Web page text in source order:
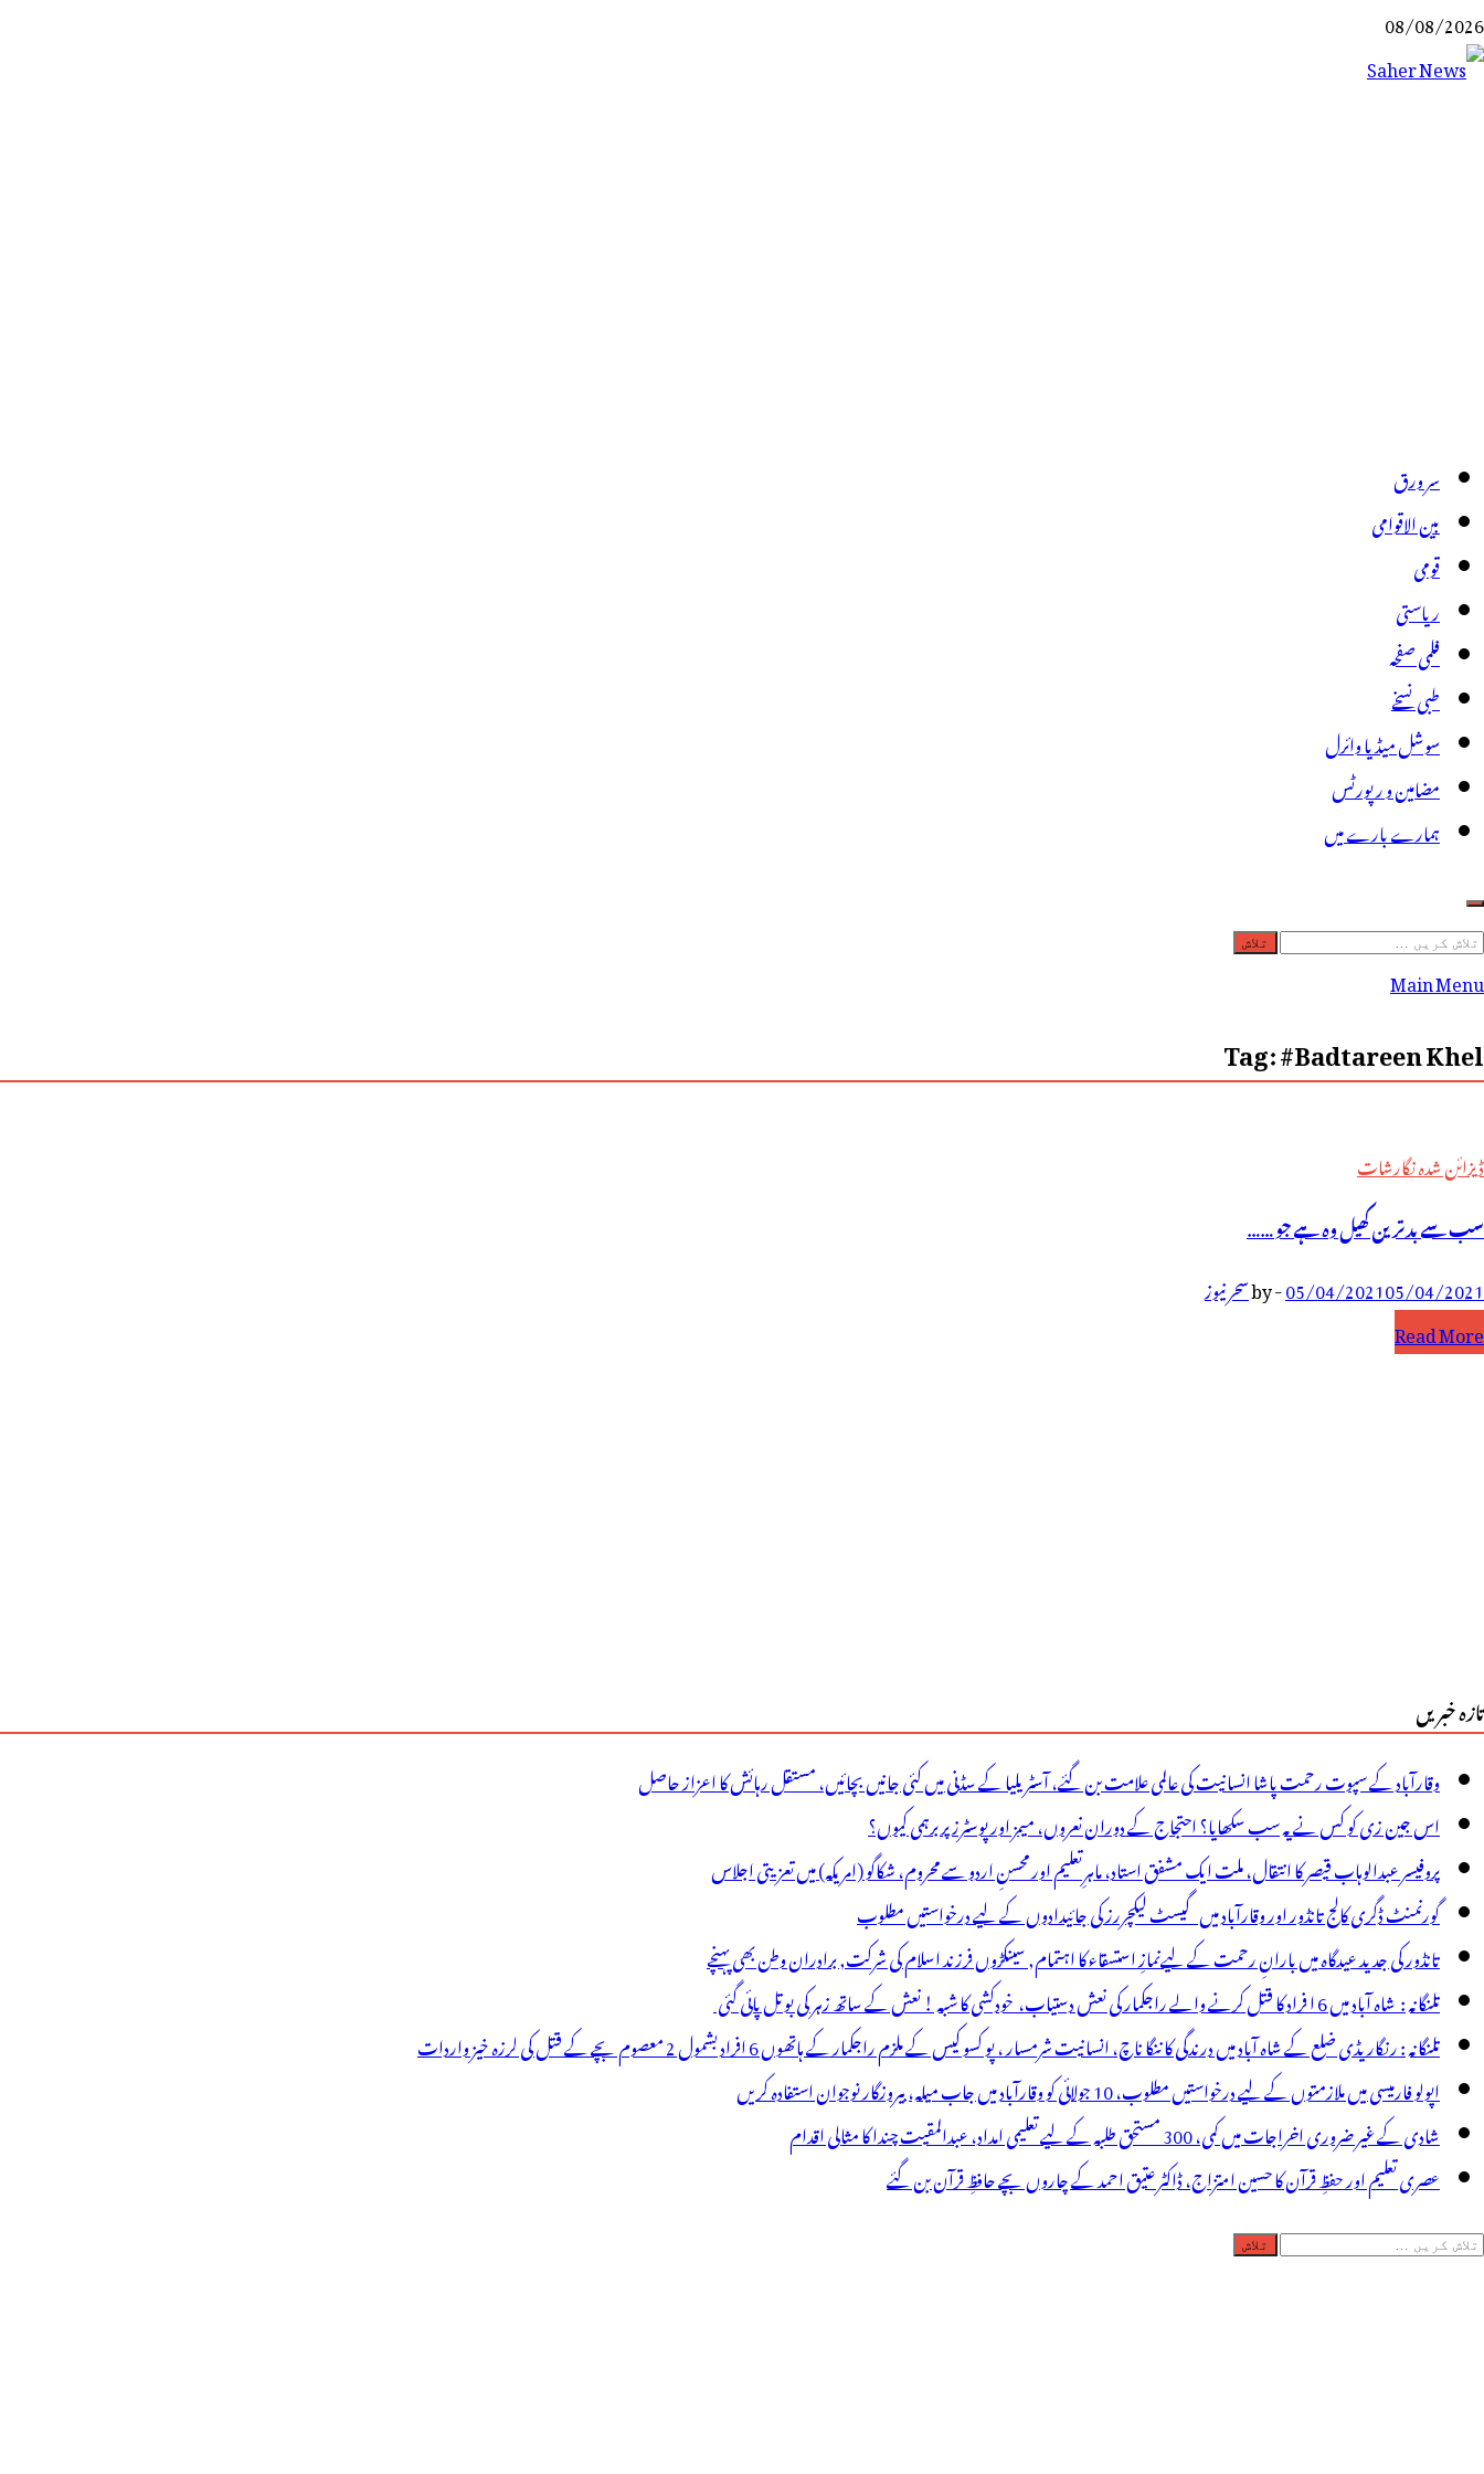
Skip
to
08/08/2026
سر ورق
بین الاقوامی
قومی
ریاستی
فلمی صفحہ
طبی نسخے
سوشل میڈیا وائرل
مضامین و رپورٹس
ہمارے بارے میں
تلاش
کریں
Main Menu
Tag:#Badtareen Khel
ڈیزائن شدہ نگارشات
سب سے بدترین کھیل وہ ہے جو ……
05/04/202105/04/2021
-
byسحر نیوز
سب
Read More
تازہ خبریں
وقارآباد کے سپوت رحمت پاشا انسانیت کی عالمی علامت بن گئے، آسٹریلیا کے سڈنی میں کئی جانیں بچائیں، مستقل رہائش کا اعزاز حاصل
اس جین زی کو کس نے یہ سب سکھایا؟ احتجاج کے دوران نعروں، میمز اور پوسٹرز پر برہمی کیوں؟
پروفیسر عبدالوہاب قیصر کا انتقال، ملت ایک مشفق استاد، ماہرِتعلیم اور محسنِ اردو سے محروم، شکاگو (امریکہ) میں تعزیتی اجلاس
گورنمنٹ ڈگری کالج تانڈور اور وقارآباد میں گیسٹ لیکچررز کی جائیدادوں کے لیے درخواستیں مطلوب
تانڈور کی جدید عیدگاہ میں بارانِ رحمت کے لیےنمازِ استسقاء کا اہتمام, سینکڑوں فرزند اسلام کی شرکت, برادران وطن بھی پہنچے
تلنگانہ : شاہ آباد میں 6 ا فراد کا قتل کرنے والے راجکمار کی نعش دستیاب، خودکشی کا شبہ ! نعش کے ساتھ زہر کی بوتل پائی گئی
تلنگانہ : رنگاریڈی ضلع کے شاہ آباد میں درندگی کا ننگا ناچ، انسانیت شرمسار ، پو کسو کیس کے ملزم راجکمار کے ہاتھوں 6 افراد بشمول 2 معصوم بچے کے قتل کی لرزہ خیز واردات
اپولو فارمیسی میں ملازمتوں کے لیے درخواستیں مطلوب، 10 جولائی کو وقارآباد میں جاب میلہ، بیروزگار نوجوان استفادہ کریں
شادی کے غیر ضروری اخراجات میں کمی، 300 مستحق طلبہ کے لیے تعلیمی امداد، عبدالمقیت چندا کا مثالی اقدام
عصری تعلیم اور حفظِ قرآن کا حسین امتزاج، ڈاکٹر عتیق احمد کے چاروں بچے حافظِ قرآن بن گئے
تلاش